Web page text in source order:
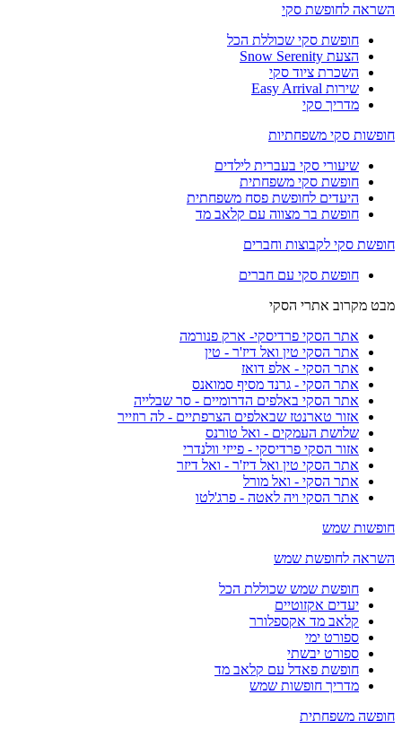
השראה לחופשת סקי
חופשת סקי שכוללת הכל
הצעת Snow Serenity
השכרת ציוד סקי
שירות Easy Arrival
מדריך סקי
חופשות סקי משפחתיות
שיעורי סקי בעברית לילדים
חופשת סקי משפחתית
היעדים לחופשת פסח משפחתית
חופשת בר מצווה עם קלאב מד
חופשת סקי לקבוצות וחברים
חופשת סקי עם חברים
מבט מקרוב אתרי הסקי
אתר הסקי פרדיסקי- ארק פנורמה
אתר הסקי טין ואל דיז'ר - טין
אתר הסקי - אלפ דואז
אתר הסקי - גרנד מסיף סמואנס
אתר הסקי באלפים הדרומיים - סר שבלייה
אזור טארנטז שבאלפים הצרפתיים - לה רוזייר
שלושת העמקים - ואל טורנס
אזור הסקי פרדיסקי - פייזי וולנדרי
אתר הסקי טין ואל דיז'ר - ואל דיזר
אתר הסקי - ואל מורל
אתר הסקי ויה לאטה - פרג'לטו
חופשות שמש
השראה לחופשת שמש
חופשת שמש שכוללת הכל
יעדים אקזוטיים
קלאב מד אקספלורר
ספורט ימי
ספורט יבשתי
חופשת פאדל עם קלאב מד
מדריך חופשות שמש
חופשה משפחתית